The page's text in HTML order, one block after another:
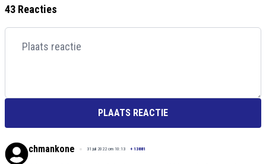
43 Reacties
PLAATS REACTIE
chmankone 31 juli 2022 om 10:13 + 13881